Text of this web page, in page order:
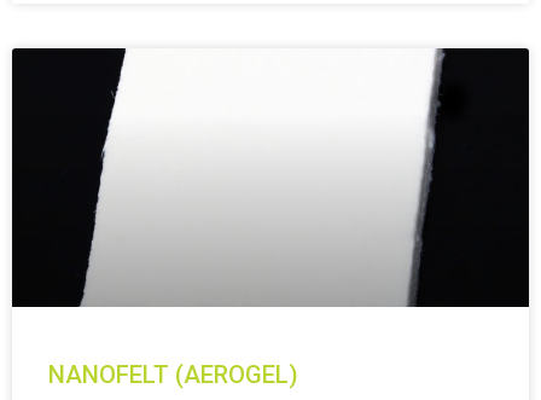
NANOFELT (AEROGEL)